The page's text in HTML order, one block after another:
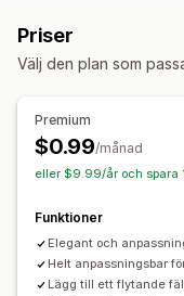
Position av ikon
Automatisk position
Priser
Välj den plan som
Premium
$0.99/månad
eller $9.99/år och spara
Funktioner
Elegant och
Helt anpassningsbar
Lägg till ett flytande